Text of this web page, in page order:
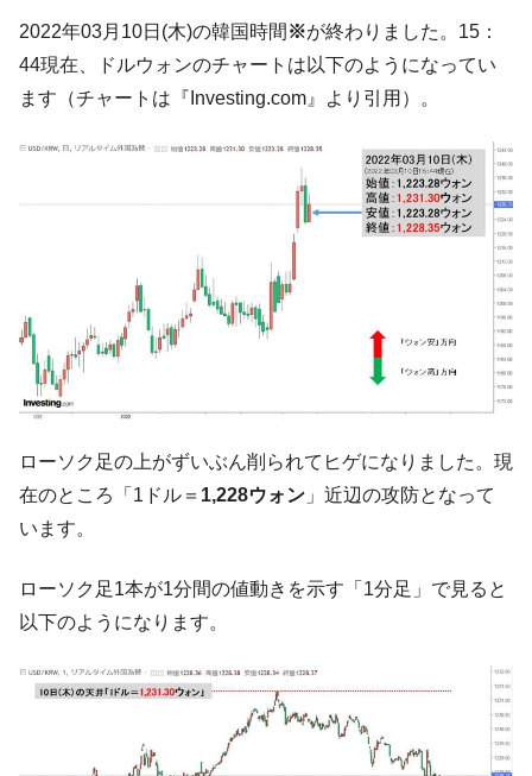
韓国「2026年07月の輸出入」絶好調。半導
体だけで410億ドル、輸出全体の41％もある
や、若者に起業させよう」⇒ どんな雇用対策だソレ。
『Money1』
【韓国の外貨準備】2026年07月は4,279億ド
韓国「ここは北朝鮮なのか。選管がサーバ
ーにウソのデータを入力したのは明白だ」
韓国･李在明さっそく不動産対策で浅薄な発
『Money1』
韓国は「中国と同じく」投資に不適格な国
だ。
『Money1』
『韓国銀行』が「金の保有量を増やしま
『Money1』
韓国･外為取引量「1日当たり1,214.4億ド
ル」まで拡大 ⇒ 海外資金の動きに強く左右される状態
『Money1』
た ⇒ 国家が行った恐るべき株価操作であり、空前の国政壟
『Money1』
韓国･警察職員が「丸刈りになって抗議活
『Money1』
中国だけが鉄鋼輸出を異常増加させる ⇒ 中
2022年03月10日(木)の韓国時間 ※が終わりました。15：
44現在、ドルウォンのチャートは以下のようになってい
ます（チャートは『Investing.com』より引用）。
ローソク足の上がずいぶん削られてヒゲになりました。現
在のところ「1ドル＝ 1,228ウォン 」近辺の攻防となって
います。
ローソク足1本が1分間の値動きを示す「1分足」で見ると
以下のようになります。